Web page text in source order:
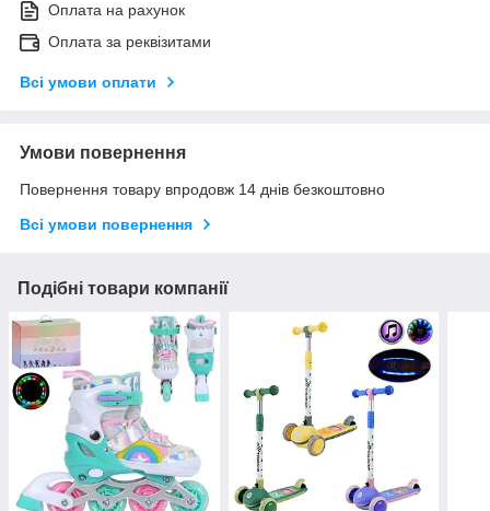
Оплата на рахунок
Оплата за реквізитами
Всі умови оплати
Умови повернення
Повернення товару впродовж 14 днів безкоштовно
Всі умови повернення
Подібні товари компанії